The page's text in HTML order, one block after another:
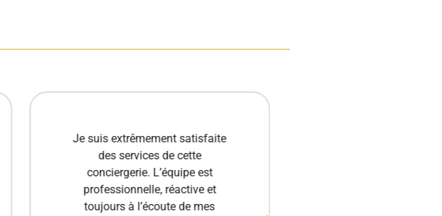
Je suis extrêmement satisfaite
des services de cette
conciergerie. L’équipe est
professionnelle, réactive et
toujours à l’écoute de mes